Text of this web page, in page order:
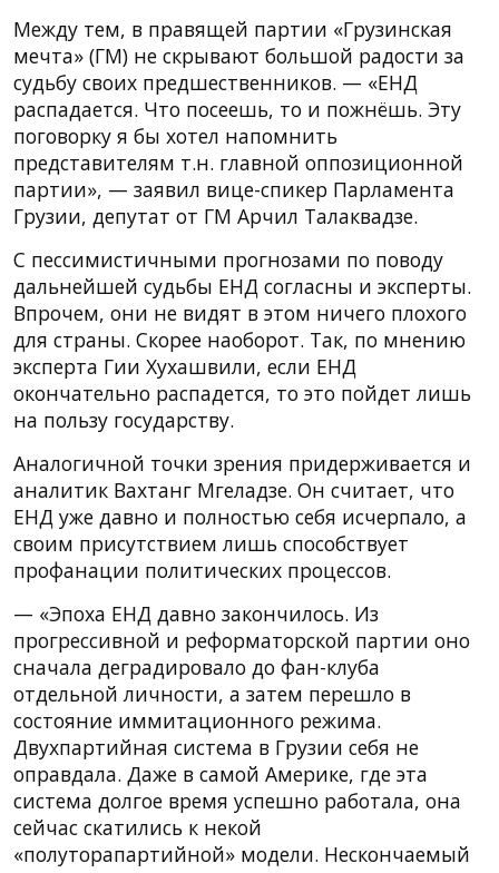
Между тем, в правящей партии «Грузинская
мечта» (ГМ) не скрывают большой радости за
судьбу своих предшественников. — «ЕНД
распадается. Что посеешь, то и пожнёшь. Эту
поговорку я бы хотел напомнить
представителям т.н. главной оппозиционной
партии», — заявил вице-спикер Парламента
Грузии, депутат от ГМ Арчил Талаквадзе.
С пессимистичными прогнозами по поводу
дальнейшей судьбы ЕНД согласны и эксперты.
Впрочем, они не видят в этом ничего плохого
для страны. Скорее наоборот. Так, по мнению
эксперта Гии Хухашвили, если ЕНД
окончательно распадется, то это пойдет лишь
на пользу государству.
Аналогичной точки зрения придерживается и
аналитик Вахтанг Мгеладзе. Он считает, что
ЕНД уже давно и полностью себя исчерпало, а
своим присутствием лишь способствует
профанации политических процессов.
— «Эпоха ЕНД давно закончилось. Из
прогрессивной и реформаторской партии оно
сначала деградировало до фан-клуба
отдельной личности, а затем перешло в
состояние иммитационного режима.
Двухпартийная система в Грузии себя не
оправдала. Даже в самой Америке, где эта
система долгое время успешно работала, она
сейчас скатились к некой
«полуторапартийной» модели. Нескончаемый